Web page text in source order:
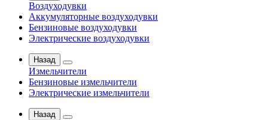
Воздуходувки
Аккумуляторные воздуходувки
Бензиновые воздуходувки
Электрические воздуходувки
Назад
Измельчители
Бензиновые измельчители
Электрические измельчители
Назад